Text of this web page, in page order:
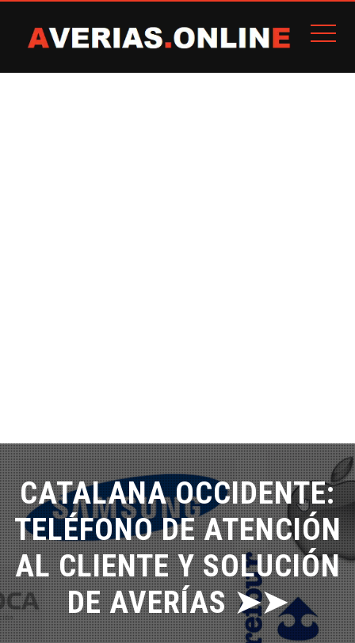
CATALANA OCCIDENTE:
TELÉFONO DE ATENCIÓN
AL CLIENTE Y SOLUCIÓN
DE AVERÍAS ➤➤